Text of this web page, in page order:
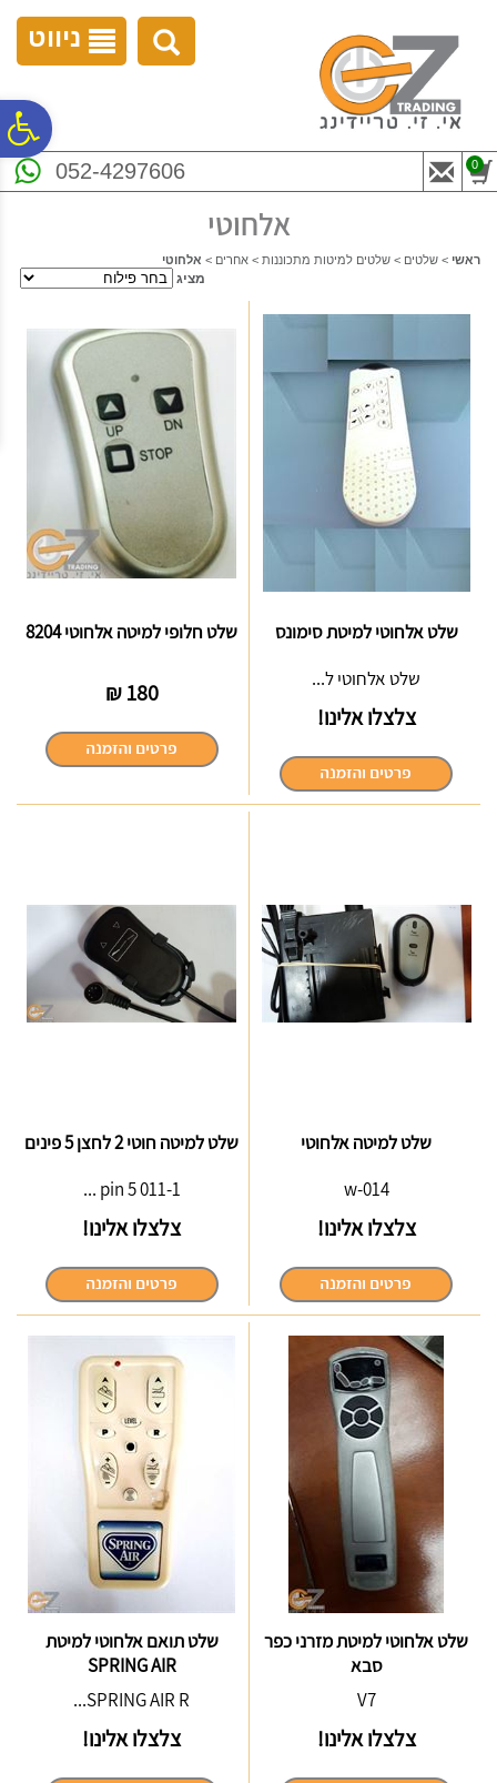
נגישות
ניווט
052-4297606 0
אלחוטי
ראשי > שלטים > שלטים למיטות מתכוננות > אחרים > אלחוטי
מציג
שלט אלחוטי למיטת סימונס
שלט אלחוטי ל...
צלצלו אלינו!
שלט חלופי למיטה אלחוטי 8204
180
₪
שלט למיטה אלחוטי
014-w
צלצלו אלינו!
שלט למיטה חוטי 2 לחצן 5 פינים
011-1 5 pin ...
צלצלו אלינו!
שלט אלחוטי למיטת מזרני כפר
סבא
V7
צלצלו אלינו!
שלט תואם אלחוטי למיטת
SPRING AIR
SPRING AIR R...
צלצלו אלינו!